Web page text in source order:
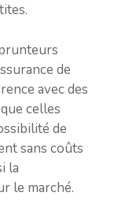
de
avec des
celles
de
sans coûts
la
le marché.